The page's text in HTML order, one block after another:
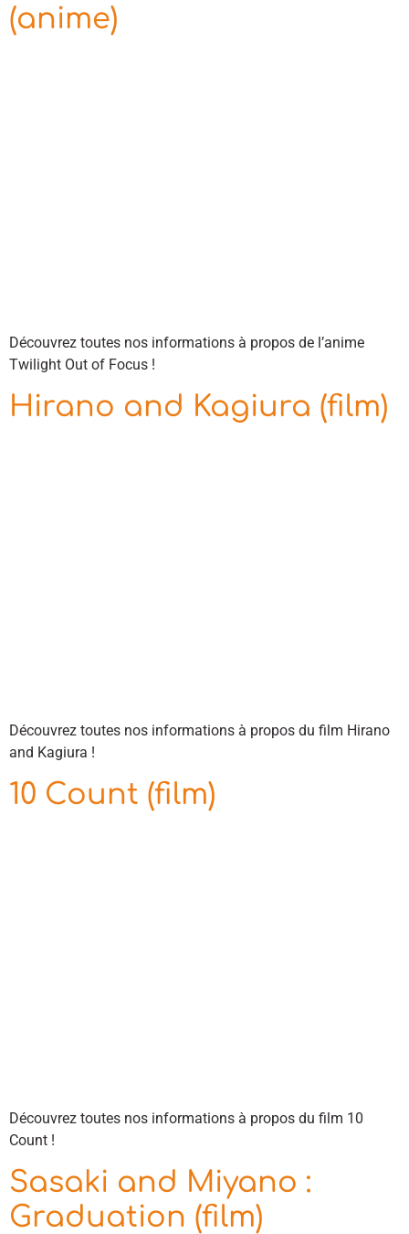
(anime)
Découvrez toutes nos informations à propos de l’anime
Twilight Out of Focus !
Hirano and Kagiura (film)
Découvrez toutes nos informations à propos du film Hirano
and Kagiura !
10 Count (film)
Découvrez toutes nos informations à propos du film 10
Count !
Sasaki and Miyano :
Graduation (film)